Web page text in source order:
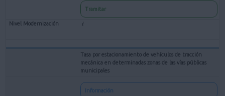
Tramitar
Tasa por estacionamiento de vehículos de tracción
mecánica en determinadas zonas de las vías públicas
municipales
Información